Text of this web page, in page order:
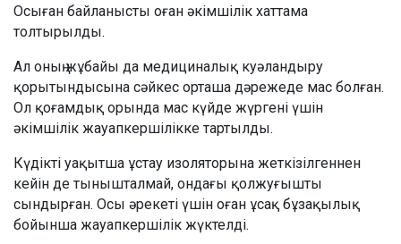
Осыған байланысты оған әкімшілік хаттама
толтырылды.
Ал оның жұбайы да медициналық куәландыру
қорытындысына сәйкес орташа дәрежеде мас болған.
Ол қоғамдық орында мас күйде жүргені үшін
әкімшілік жауапкершілікке тартылды.
Күдікті уақытша ұстау изоляторына жеткізілгеннен
кейін де тынышталмай, ондағы қолжуғышты
сындырған. Осы әрекеті үшін оған ұсақ бұзақылық
бойынша жауапкершілік жүктелді.